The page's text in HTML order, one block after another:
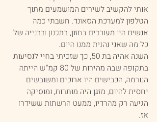
אותי להקשיב לשירים המושמעים מתוך
הטלפון למערכת הסאונד. חשבתי כמה
אנשים היו מעורבים בחזון, בתכנון ובבנייה של
כל מה שאני נהנית ממנו היום.
השנה אהיה בת 50, כך שזכיתי בחיי לנסיעות
בתקופה שבה מהירות של 80 קמ"ש הייתה
הנורמה, הכבישים היו ארוכים ומשובשים
יחסית להיום, מזגן היה מותרות, ומוסיקה
הגיעה רק מהרדיו, ממעט הרשתות ששידרו
אז.